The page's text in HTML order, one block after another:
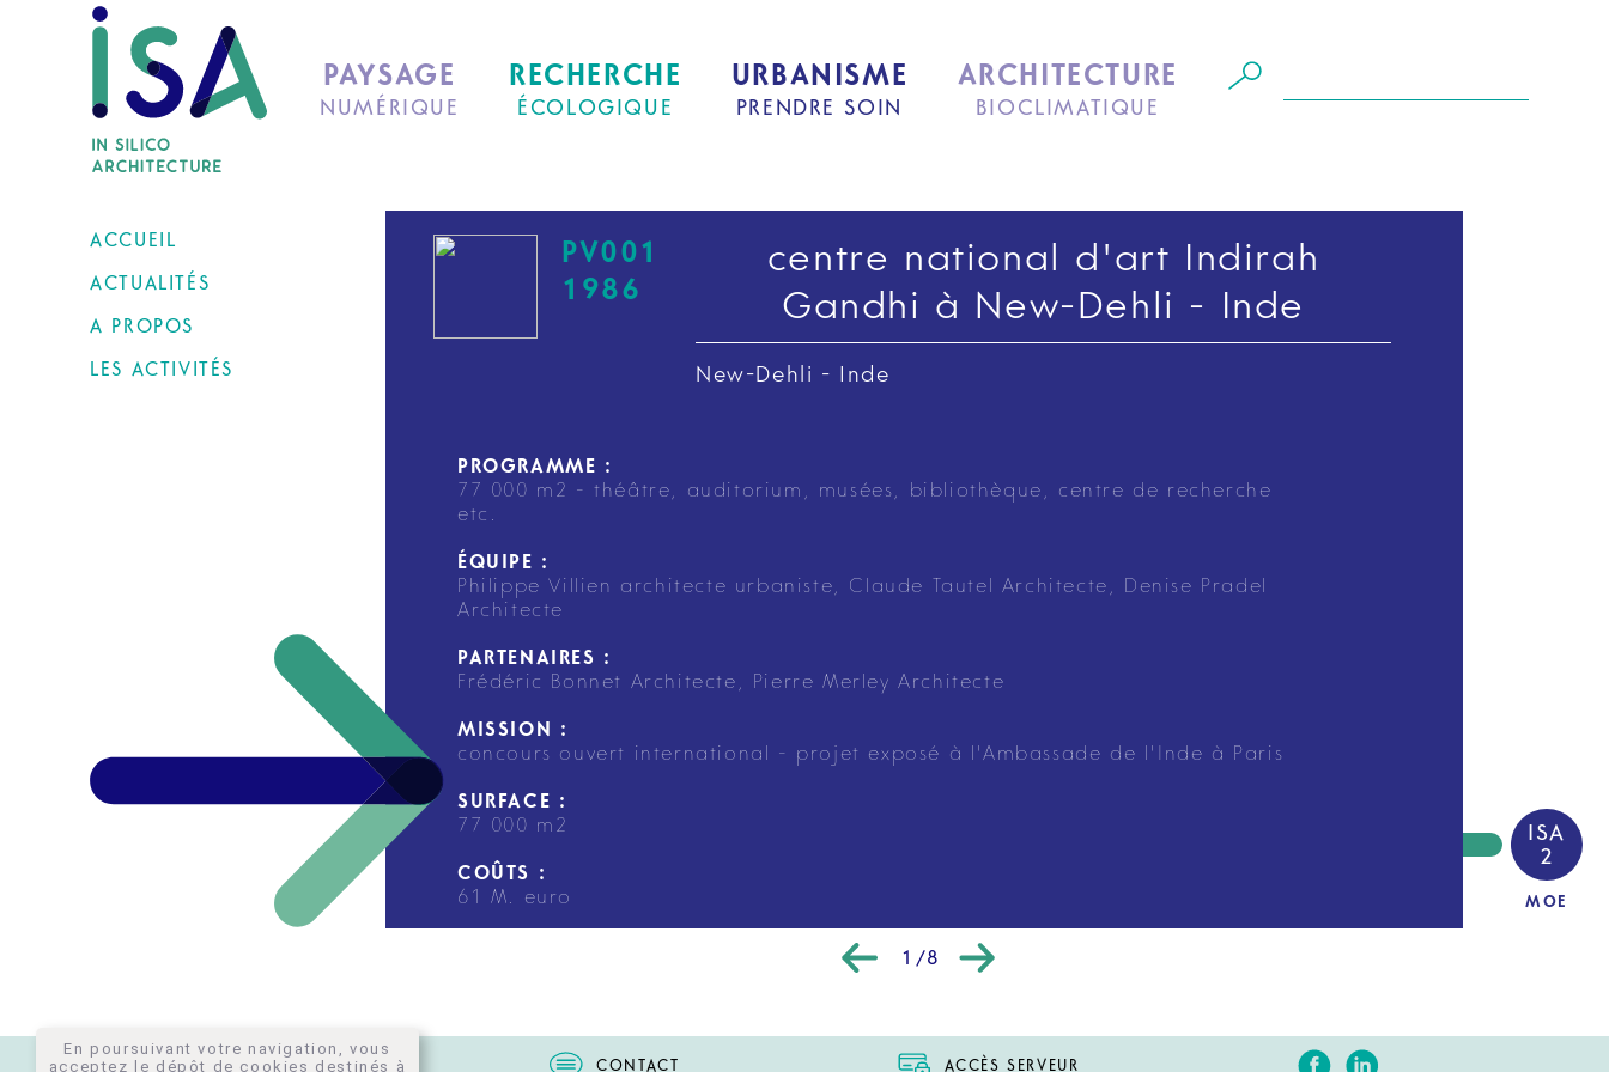
En poursuivant votre navigation, vous
acceptez le dépôt de cookies destinés à
ACCUEIL
ACTUALITÉS
A PROPOS
LES ACTIVITÉS
PAYSAGE
NUMÉRIQUE
RECHERCHE
ÉCOLOGIQUE
URBANISME
PRENDRE SOIN
ARCHITECTURE
BIOCLIMATIQUE
PV001
1986
centre national d'art Indirah
Gandhi à New-Dehli - Inde
New-Dehli - Inde
PROGRAMME :
77 000 m2 - théâtre, auditorium, musées, bibliothèque, centre de recherche
etc.
ÉQUIPE :
Philippe Villien architecte urbaniste, Claude Tautel Architecte, Denise Pradel
Architecte
PARTENAIRES :
Frédéric Bonnet Architecte, Pierre Merley Architecte
MISSION :
concours ouvert international - projet exposé à l'Ambassade de l'Inde à Paris
SURFACE :
77 000 m2
COÛTS :
61 M. euro
ISA
2
MOE
1/8
EMPLOI CONTACT ACCÈS SERVEUR